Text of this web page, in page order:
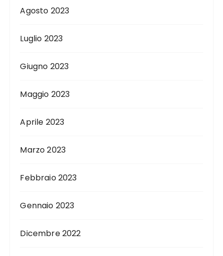
Agosto 2023
Luglio 2023
Giugno 2023
Maggio 2023
Aprile 2023
Marzo 2023
Febbraio 2023
Gennaio 2023
Dicembre 2022